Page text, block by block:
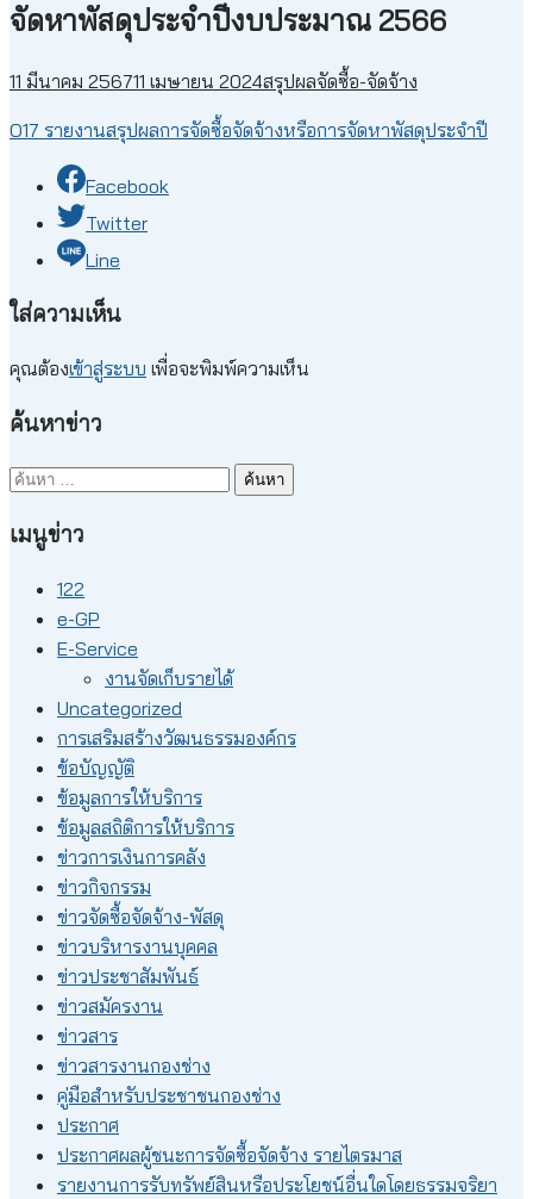
จัดหาพัสดุประจำปีงบประมาณ 2566
11 มีนาคม 256711 เมษายน 2024สรุปผลจัดซื้อ-จัดจ้าง
O17 รายงานสรุปผลการจัดซื้อจัดจ้างหรือการจัดหาพัสดุประจำปี
Facebook
Twitter
Line
ใส่ความเห็น
คุณต้องเข้าสู่ระบบ เพื่อจะพิมพ์ความเห็น
ค้นหาข่าว
ค้นหา
เมนูข่าว
122
e-GP
E-Service
งานจัดเก็บรายได้
Uncategorized
การเสริมสร้างวัฒนธรรมองค์กร
ข้อบัญญัติ
ข้อมูลการให้บริการ
ข้อมูลสถิติการให้บริการ
ข่าวการเงินการคลัง
ข่าวกิจกรรม
ข่าวจัดซื้อจัดจ้าง-พัสดุ
ข่าวบริหารงานบุคคล
ข่าวประชาสัมพันธ์
ข่าวสมัครงาน
ข่าวสาร
ข่าวสารงานกองช่าง
คู่มือสำหรับประชาชนกองช่าง
ประกาศ
ประกาศผลผู้ชนะการจัดซื้อจัดจ้าง รายไตรมาส
รายงานการรับทรัพย์สินหรือประโยชน์อื่นใดโดยธรรมจริยา